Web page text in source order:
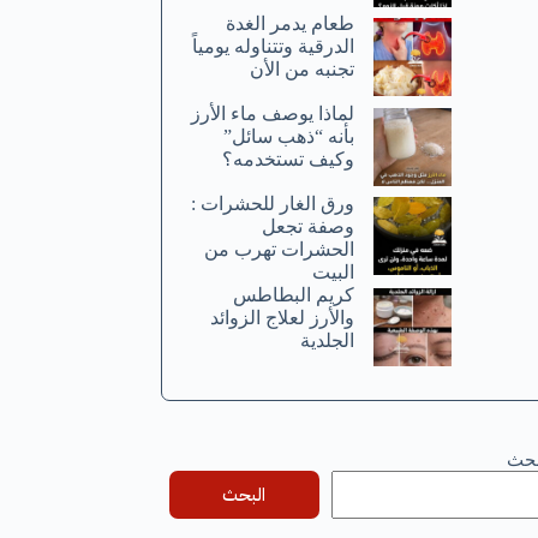
طعام يدمر الغدة
الدرقية وتتناوله يومياً
تجنبه من الأن
لماذا يوصف ماء الأرز
بأنه “ذهب سائل”
وكيف تستخدمه؟
ورق الغار للحشرات :
وصفة تجعل
الحشرات تهرب من
البيت
كريم البطاطس
والأرز لعلاج الزوائد
الجلدية
البحث